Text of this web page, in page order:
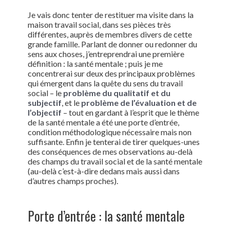
Je vais donc tenter de restituer ma visite dans la
maison travail social, dans ses pièces très
différentes, auprès de membres divers de cette
grande famille. Parlant de donner ou redonner du
sens aux choses, j’entreprendrai une première
définition : la santé mentale ; puis je me
concentrerai sur deux des principaux problèmes
qui émergent dans la quête du sens du travail
social – le problème du qualitatif et du
subjectif , et le problème de l’évaluation et de
l’objectif – tout en gardant à l’esprit que le thème
de la santé mentale a été une porte d’entrée,
condition méthodologique nécessaire mais non
suffisante. Enfin je tenterai de tirer quelques-unes
des conséquences de mes observations au-delà
des champs du travail social et de la santé mentale
(au-delà c’est-à-dire dedans mais aussi dans
d’autres champs proches).
Porte d’entrée : la santé mentale